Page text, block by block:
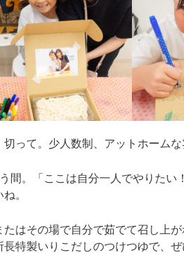
って。少人数制、アットホームな
間。「ここは自分一人でやりた
。
はその場で自分で茹でて召し上
特製いりこだしのつけつゆで、ぜ